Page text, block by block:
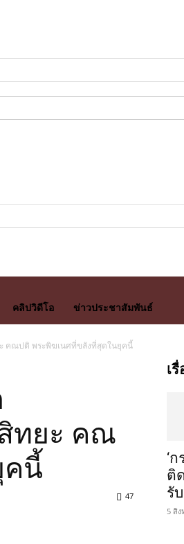
คลิปวิดีโอ ข่าวประชาสัมพันธ์
ะ คณปติ พระพิฆเนศที่ขลังที่สุดในยุคนี้
สิทยะ คณ
คนี้
47
เ
‘
ติ
รั
5 สิง